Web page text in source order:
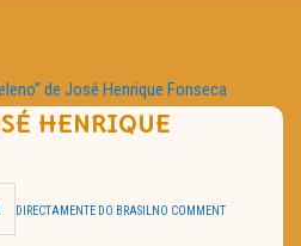
de José Henrique Fonseca
HENRIQUE
DIRECTAMENTE DO BRASIL NO COMMENT